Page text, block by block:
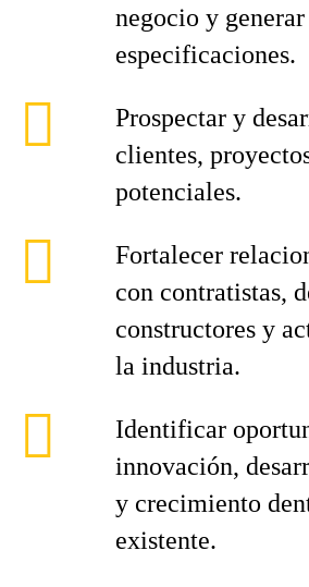
negocio y generar
especificaciones.
Prospectar y
clientes,
potenciales.
Fortalecer
con contratistas,
constructores y
la industria.
Identificar
innovación,
y crecimiento
existente.